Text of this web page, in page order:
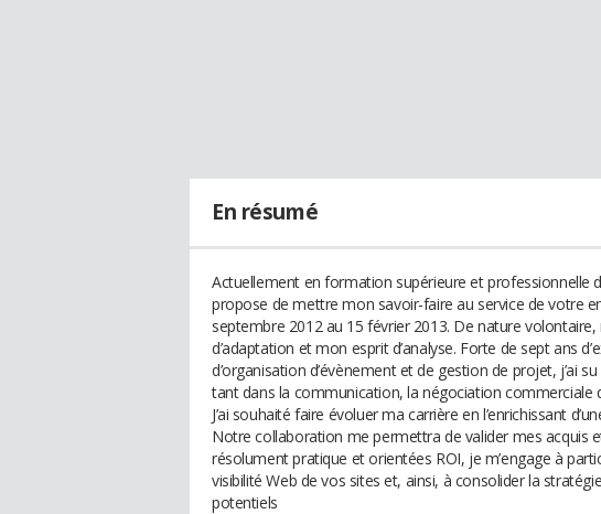
En résumé
Actuellement en formation supérieure et professionnelle
propose de mettre mon savoir-faire au service de votre
septembre 2012 au 15 février 2013. De nature
d’adaptation et mon esprit d’analyse. Forte de sept ans
d’organisation d’évènement et de gestion de projet, j’ai
tant dans la communication, la négociation commerciale
J’ai souhaité faire évoluer ma carrière en l’enrichissant
Notre collaboration me permettra de valider mes acquis
résolument pratique et orientées ROI, je m’engage à
visibilité Web de vos sites et, ainsi, à consolider la
potentiels